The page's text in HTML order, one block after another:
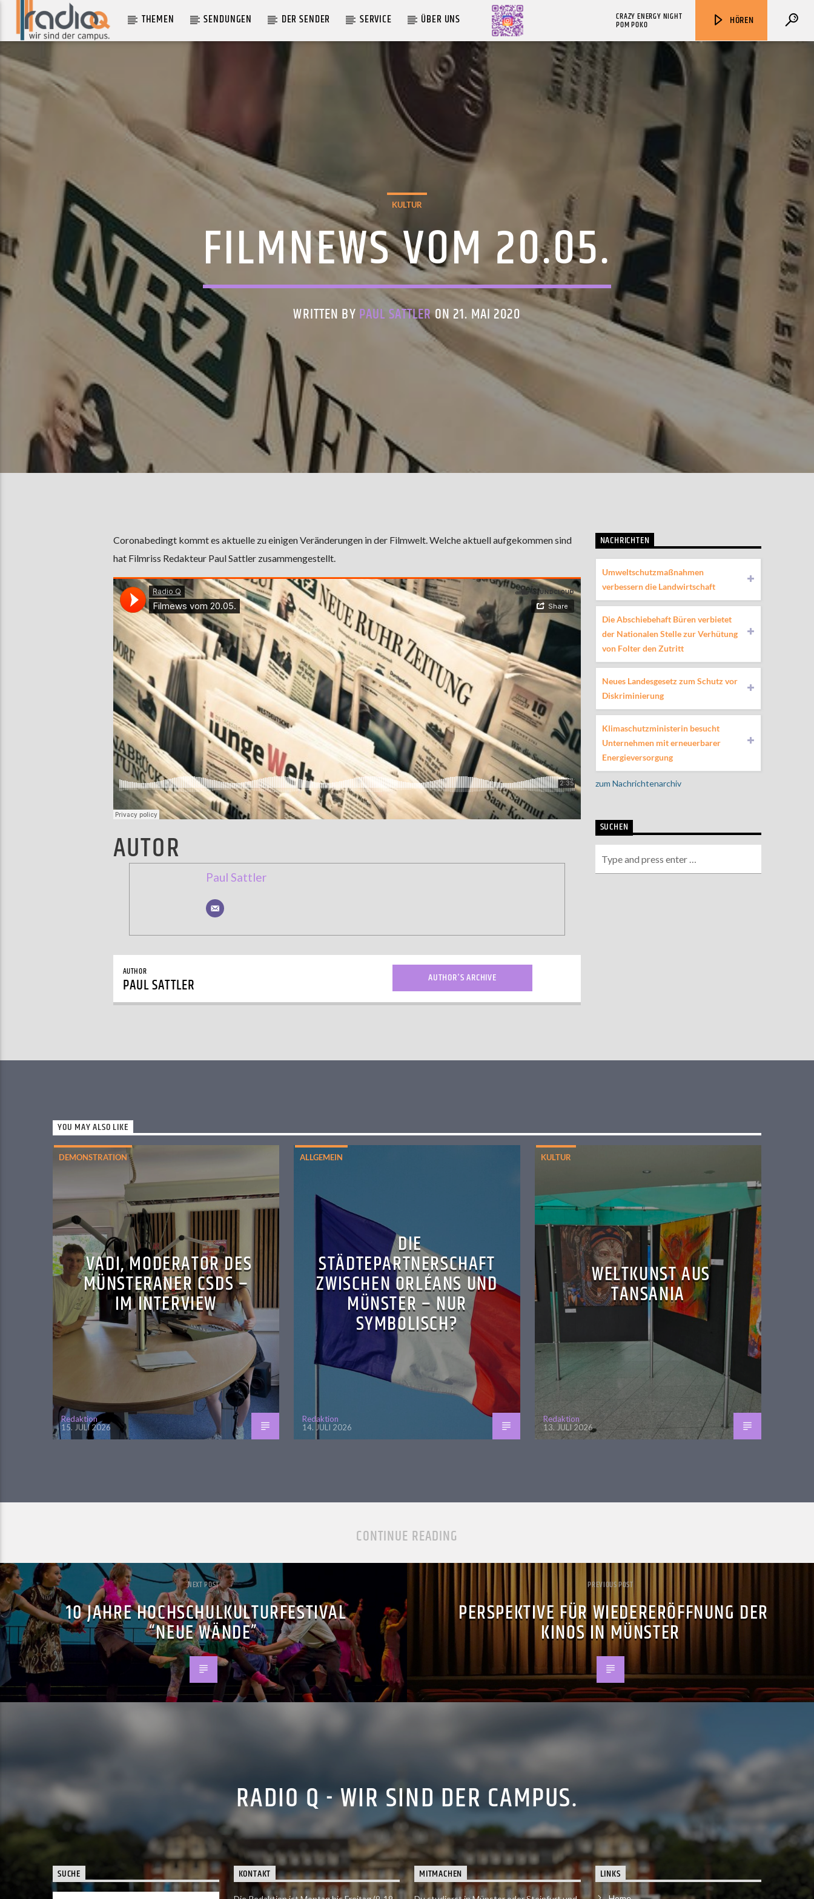
THEMEN SENDUNGEN DER SENDER SERVICE ÜBER UNS HÖREN
CRAZY ENERGY NIGHT
POM POKO
POM POKO
MOEBIUS
09:00
ZU HÖREN IN
Münster90,9 MHz
Steinfurt 103,9 MHz
KULTUR
FILMNEWS VOM 20.05.
WRITTEN BY PAUL SATTLERON 21. MAI 2020
Coronabedingt kommt es aktuelle zu einigen Veränderungen in der Filmwelt. Welche aktuell aufgekommen sind
hat Filmriss Redakteur Paul Sattler zusammengestellt.
AUTOR
Paul Sattler
AUTHOR
PAUL SATTLER AUTHOR'S ARCHIVE
NACHRICHTEN
Umweltschutzmaßnahmen
verbessern die Landwirtschaft
Die Abschiebehaft Büren verbietet
der Nationalen Stelle zur Verhütung
von Folter den Zutritt
Neues Landesgesetz zum Schutz vor
Diskriminierung
Klimaschutzministerin besucht
Unternehmen mit erneuerbarer
Energieversorgung
zum Nachrichtenarchiv
SUCHEN
YOU MAY ALSO LIKE
DEMONSTRATION
VADI, MODERATOR DES
MÜNSTERANER CSDS –
IM INTERVIEW
Redaktion
15. JULI 2026
ALLGEMEIN
DIE
STÄDTEPARTNERSCHAFT
ZWISCHEN ORLÉANS UND
MÜNSTER – NUR
SYMBOLISCH?
Redaktion
14. JULI 2026
KULTUR
WELTKUNST AUS
TANSANIA
Redaktion
13. JULI 2026
CONTINUE READING
NEXT POST
10 JAHRE HOCHSCHULKULTURFESTIVAL
“NEUE WÄNDE”
PREVIOUS POST
PERSPEKTIVE FÜR WIEDERERÖFFNUNG DER
KINOS IN MÜNSTER
RADIO Q - WIR SIND DER CAMPUS.
SUCHE KONTAKT MITMACHEN LINKS